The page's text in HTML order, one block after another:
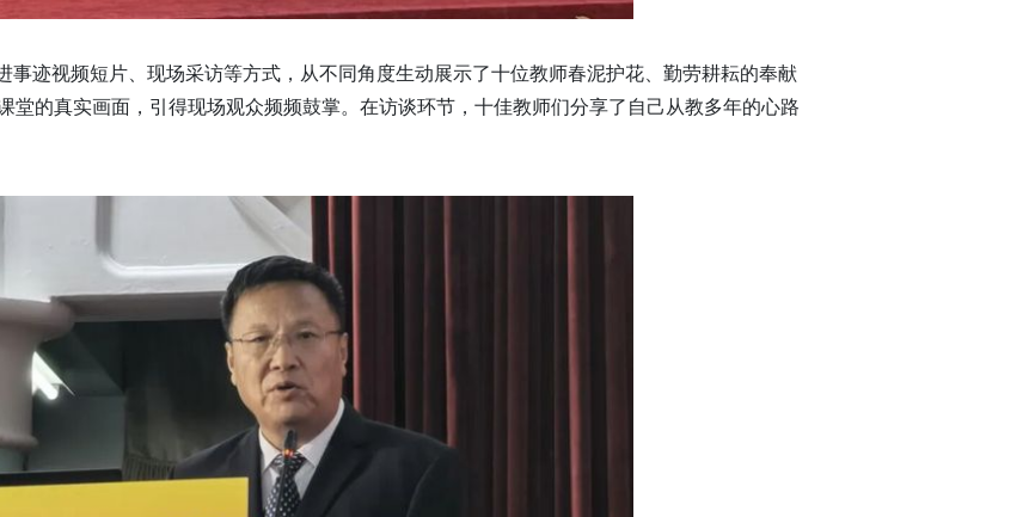
事迹视频短片、现场采访等方式，从不同角度生动展示了十位教师春泥护花、勤劳耕耘的奉献
堂的真实画面，引得现场观众频频鼓掌。在访谈环节，十佳教师们分享了自己从教多年的心路